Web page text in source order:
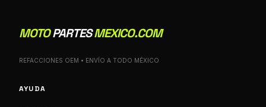
MOTOPARTESMEXICO.COM
REFACCIONES OEM • ENVÍO A TODO MÉXICO
AYUDA